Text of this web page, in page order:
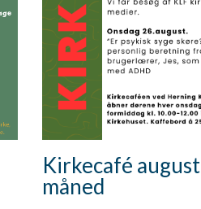
Kirkecafé august
måned